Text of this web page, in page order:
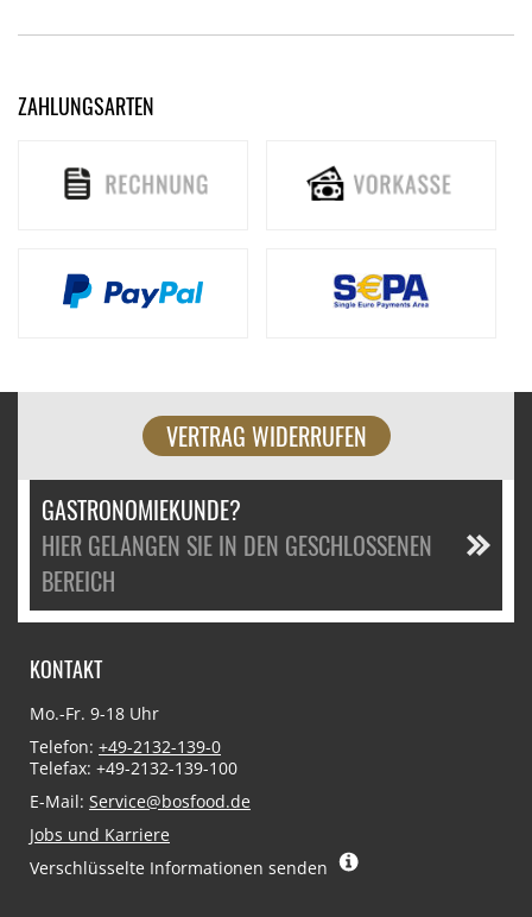
ZAHLUNGSARTEN
VERTRAG WIDERRUFEN
GASTRONOMIEKUNDE?
HIER GELANGEN SIE IN DEN GESCHLOSSENEN
BEREICH
KONTAKT
Mo.-Fr. 9-18 Uhr
Telefon: +49-2132-139-0
Telefax: +49-2132-139-100
E-Mail: Service@bosfood.de
Jobs und Karriere
Verschlüsselte Informationen senden